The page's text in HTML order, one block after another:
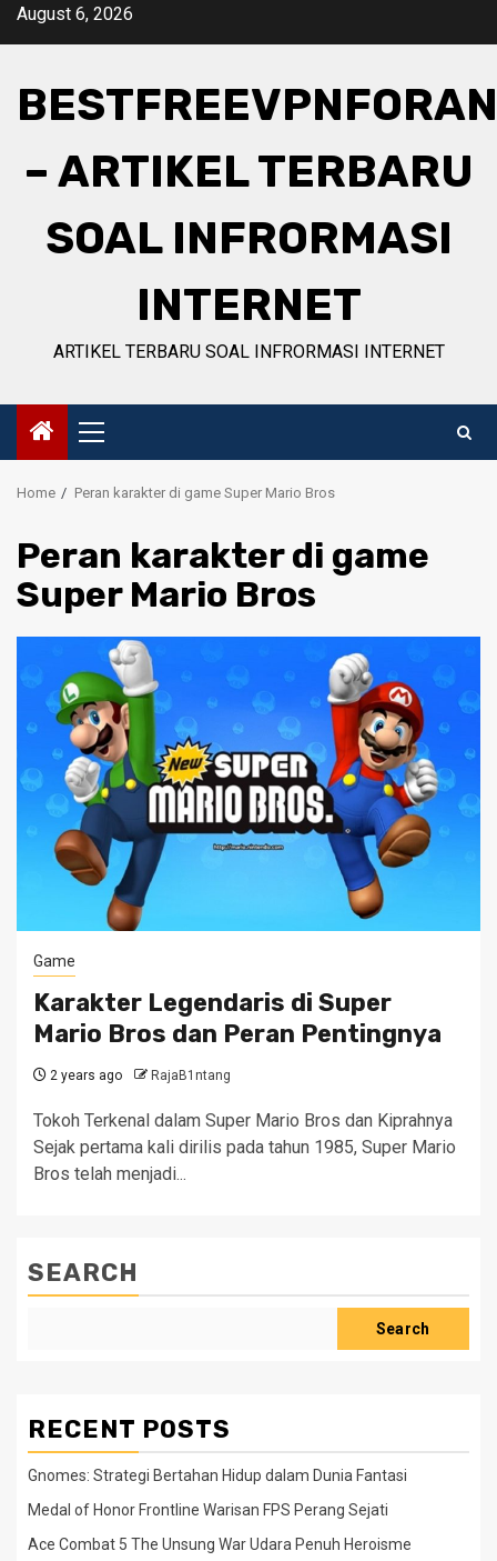
SkipAugust 6, 2026
– ARTIKEL TERBARU
SOAL INFRORMASI
INTERNET
ARTIKEL TERBARU SOAL INFRORMASI INTERNET
Primary
Menu
Home Peran karakter di game Super Mario Bros
Peran karakter di game
Super Mario Bros
Game
Karakter Legendaris di Super
Mario Bros dan Peran Pentingnya
2 years ago RajaB1ntang
Tokoh Terkenal dalam Super Mario Bros dan Kiprahnya
Sejak pertama kali dirilis pada tahun 1985, Super Mario
Bros telah menjadi...
SEARCH
Search
RECENT POSTS
Gnomes: Strategi Bertahan Hidup dalam Dunia Fantasi
Medal of Honor Frontline Warisan FPS Perang Sejati
Ace Combat 5 The Unsung War Udara Penuh Heroisme